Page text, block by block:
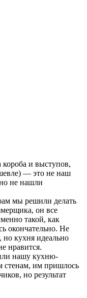
короба и выступов,
— это не наш
не нашли
мы решили делать
он все
такой, как
окончательно. Не
но кухня идеально
нравится.
нашу кухню-
стенам, им пришлось
но результат